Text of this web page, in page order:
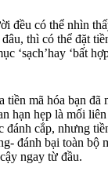
đều có thể nhìn
thì có thể đặt
‘sạch’hay ‘bất
tiền mã hóa bạn đã
hạn hẹp là mối liên
đánh cắp, nhưng
đánh bại toàn bộ
ngay từ đầu.